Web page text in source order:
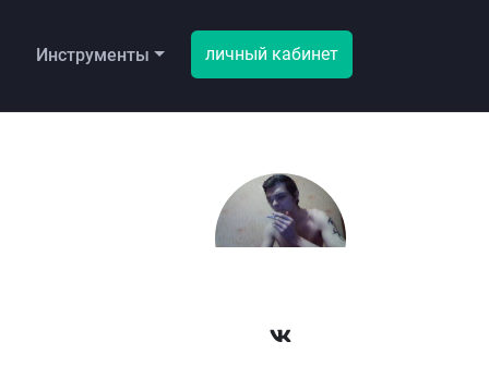
Инструменты личный кабинет